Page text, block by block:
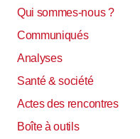
Qui sommes-nous ?
Communiqués
Analyses
Santé & société
Actes des rencontres
Boîte à outils